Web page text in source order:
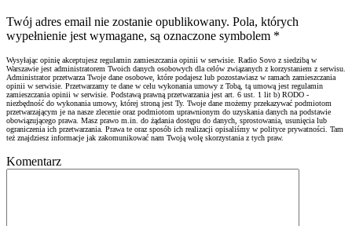
Twój adres email nie zostanie opublikowany. Pola, których
wypełnienie jest wymagane, są oznaczone symbolem *
Wysyłając opinię akceptujesz regulamin zamieszczania opinii w serwisie. Radio Sovo z siedzibą w
Warszawie jest administratorem Twoich danych osobowych dla celów związanych z korzystaniem z serwisu.
Administrator przetwarza Twoje dane osobowe, które podajesz lub pozostawiasz w ramach zamieszczania
opinii w serwisie. Przetwarzamy te dane w celu wykonania umowy z Tobą, tą umową jest regulamin
zamieszczania opinii w serwisie. Podstawą prawną przetwarzania jest art. 6 ust. 1 lit b) RODO -
niezbędność do wykonania umowy, której stroną jest Ty. Twoje dane możemy przekazywać podmiotom
przetwarzającym je na nasze zlecenie oraz podmiotom uprawnionym do uzyskania danych na podstawie
obowiązującego prawa. Masz prawo m.in. do żądania dostępu do danych, sprostowania, usunięcia lub
ograniczenia ich przetwarzania. Prawa te oraz sposób ich realizacji opisaliśmy w polityce prywatności. Tam
też znajdziesz informacje jak zakomunikować nam Twoją wolę skorzystania z tych praw.
Komentarz